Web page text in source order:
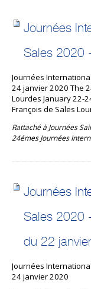
Journées
Sales 2020
Journées
24 janvier 2020 The
Lourdes January 22-
François de Sales
Rattaché à Journées
24émes Journées
Journées
Sales 2020
du 22 janvier
Journées
24 janvier 2020